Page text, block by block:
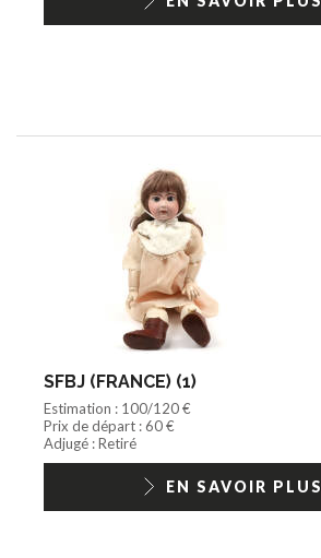
SFBJ (FRANCE) (1)
Estimation : 100/120 €
Prix de départ : 60 €
Adjugé : Retiré
EN SAVOIR PLUS